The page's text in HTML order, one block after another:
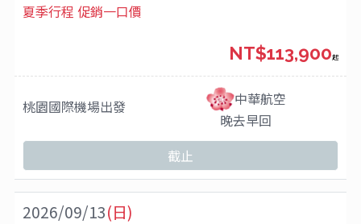
夏季行程 促銷一口價
桃園國際機場出發
中華航空
晚去早回
NT$113,900起
截止
2026/09/13(日)